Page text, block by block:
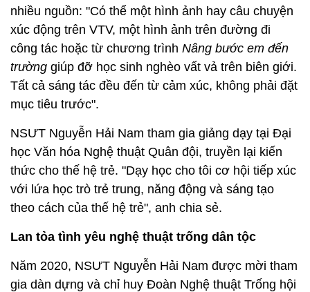
nhiều nguồn: "Có thể một hình ảnh hay câu chuyện
xúc động trên VTV, một hình ảnh trên đường đi
công tác hoặc từ chương trình Nâng bước em đến
trường giúp đỡ học sinh nghèo vất vả trên biên giới.
Tất cả sáng tác đều đến từ cảm xúc, không phải đặt
mục tiêu trước".
NSƯT Nguyễn Hải Nam tham gia giảng dạy tại Đại
học Văn hóa Nghệ thuật Quân đội, truyền lại kiến
thức cho thế hệ trẻ. "Dạy học cho tôi cơ hội tiếp xúc
với lứa học trò trẻ trung, năng động và sáng tạo
theo cách của thế hệ trẻ", anh chia sẻ.
Lan tỏa tình yêu nghệ thuật trống dân tộc
Năm 2020, NSƯT Nguyễn Hải Nam được mời tham
gia dàn dựng và chỉ huy Đoàn Nghệ thuật Trống hội